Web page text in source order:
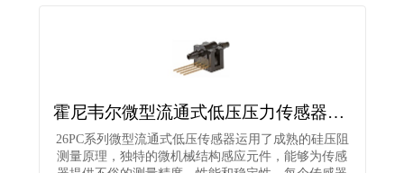
霍尼韦尔微型流通式低压压力传感器26PCAFG6G
26PC系列微型流通式低压传感器运用了成熟的硅压阻
测量原理，独特的微机械结构感应元件，能够为传感